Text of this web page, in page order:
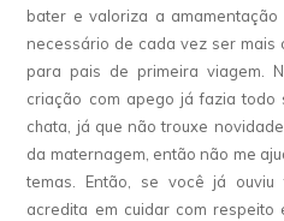
bater e valoriza a
necessário de cada vez ser mais
para pais de primeira viagem.
criação com apego já fazia todo
chata, já que não trouxe
da maternagem, então não me
temas. Então, se você já
acredita em cuidar com